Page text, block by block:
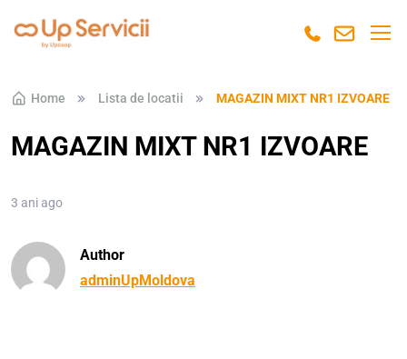
Skip to navigation
Skip to content
Home Lista de locatii MAGAZIN MIXT NR1 IZVOARE
MAGAZIN MIXT NR1 IZVOARE
3 ani ago
Author
adminUpMoldova